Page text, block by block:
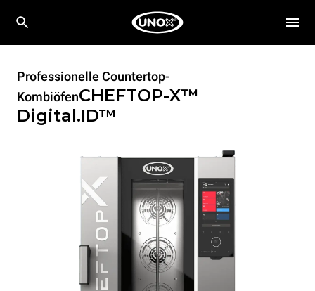
Professionelle Countertop-
KombiöfenCHEFTOP-X™
Digital.ID™